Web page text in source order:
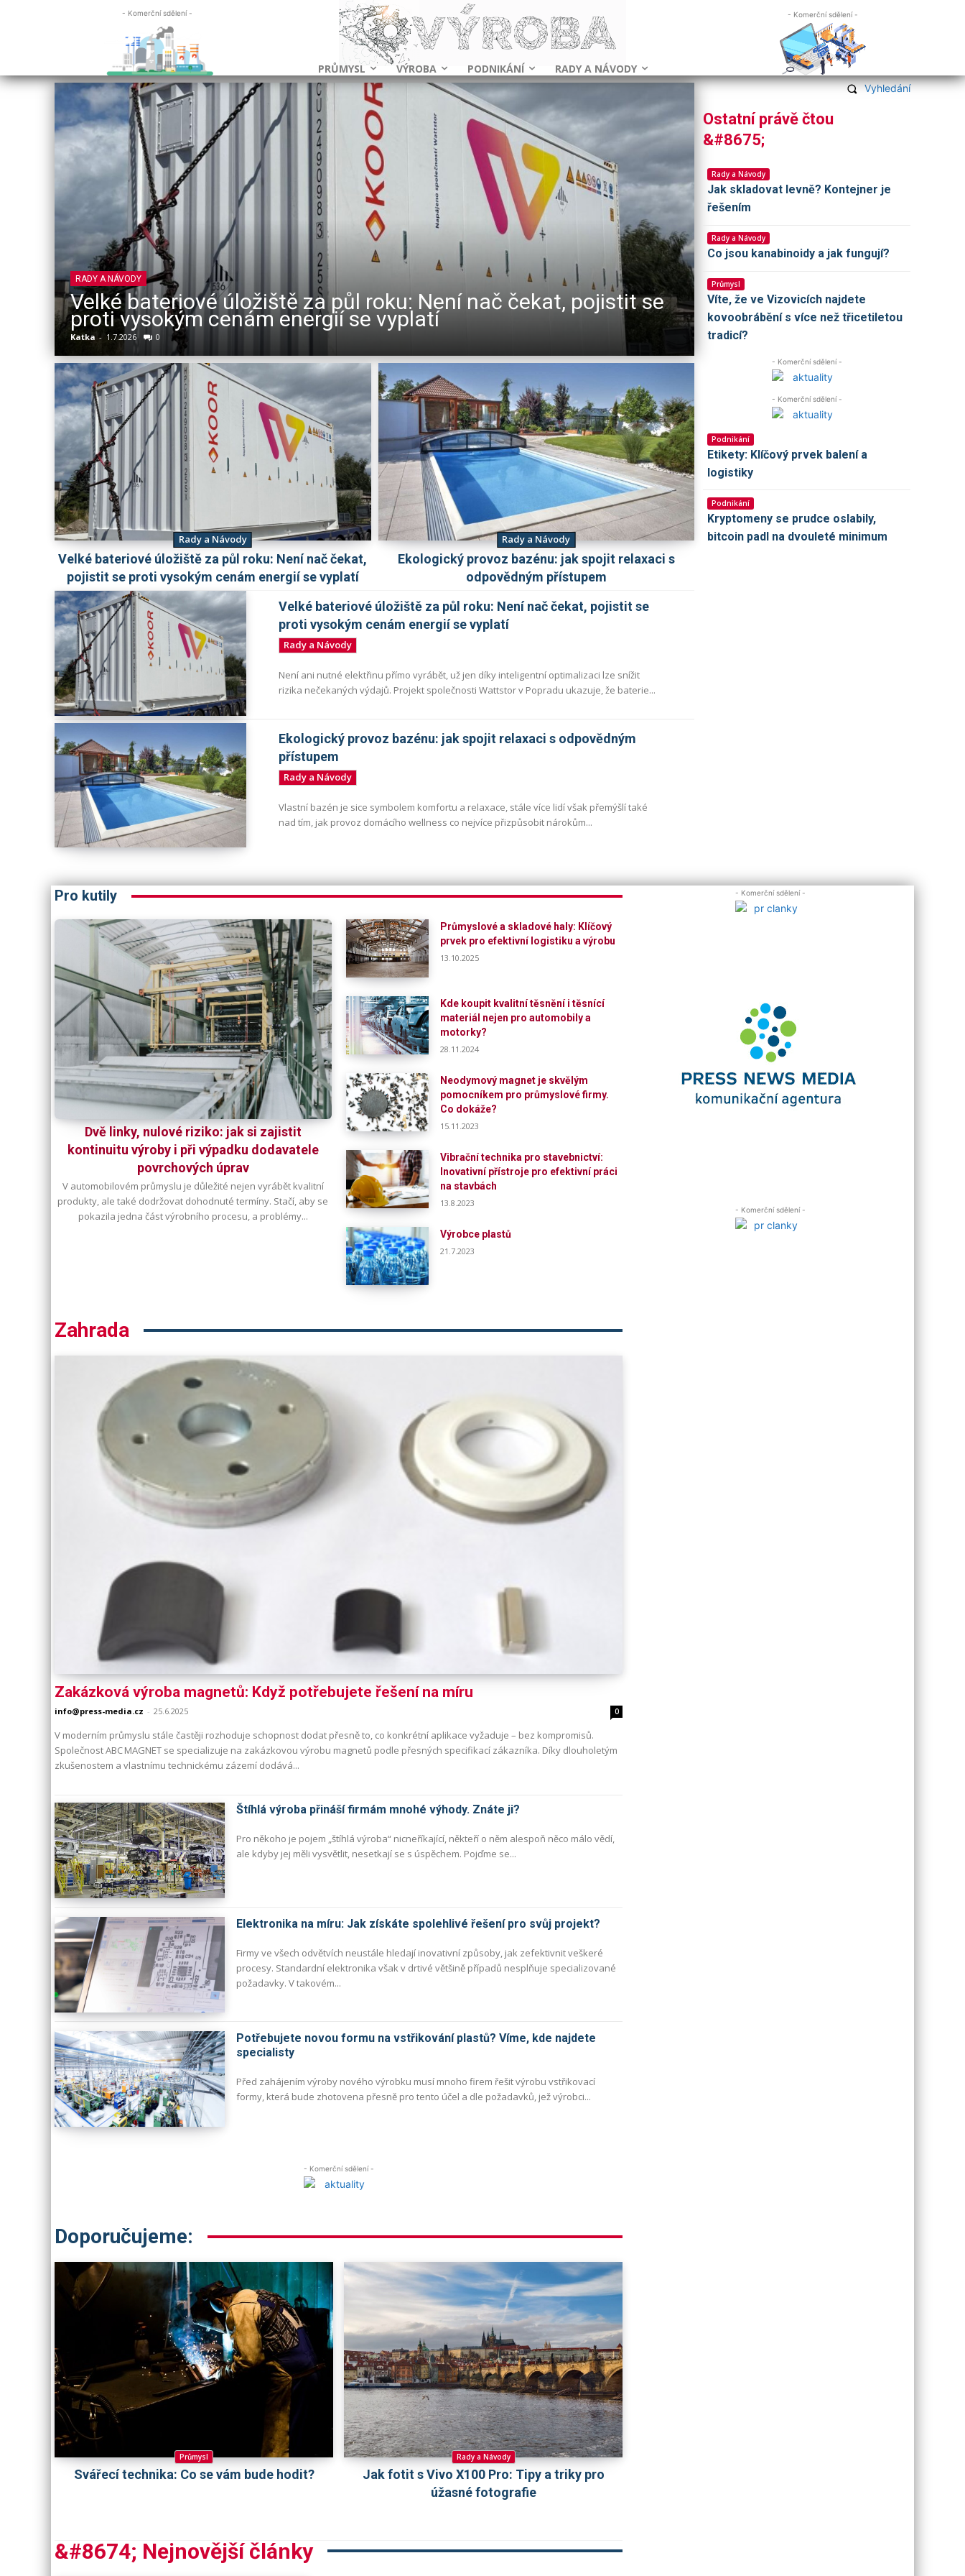
- Komerční sdělení -
PRŮMYSL VÝROBA PODNIKÁNÍ RADY A NÁVODY
- Komerční sdělení -
Vyhledání
RADY A NÁVODY
Velké bateriové úložiště za půl roku: Není nač čekat, pojistit se
proti vysokým cenám energií se vyplatí
Katka - 1.7.2026 0
RADY A NÁVODY
Ekologický provoz
přístupem
Katka - 18.5.2026
Rady a Návody
Velké bateriové úložiště za půl roku: Není nač čekat,
pojistit se proti vysokým cenám energií se vyplatí
Rady a Návody
Ekologický provoz bazénu: jak spojit relaxaci s
odpovědným přístupem
Velké bateriové úložiště za půl roku: Není nač čekat, pojistit se
proti vysokým cenám energií se vyplatí
Rady a Návody
Není ani nutné elektřinu přímo vyrábět, už jen díky inteligentní optimalizaci lze snížit
rizika nečekaných výdajů. Projekt společnosti Wattstor v Popradu ukazuje, že baterie...
Ekologický provoz bazénu: jak spojit relaxaci s odpovědným
přístupem
Rady a Návody
Vlastní bazén je sice symbolem komfortu a relaxace, stále více lidí však přemýšlí také
nad tím, jak provoz domácího wellness co nejvíce přizpůsobit nárokům...
Ostatní právě čtou
&#8675;
Rady a Návody
Jak skladovat levně? Kontejner je
řešením
Rady a Návody
Co jsou kanabinoidy a jak fungují?
Průmysl
Víte, že ve Vizovicích najdete
kovoobrábění s více než třicetiletou
tradicí?
- Komerční sdělení -
- Komerční sdělení -
Podnikání
Etikety: Klíčový prvek balení a
logistiky
Podnikání
Kryptomeny se prudce oslabily,
bitcoin padl na dvouleté minimum
Pro kutily
Dvě linky, nulové riziko: jak si zajistit
kontinuitu výroby i při výpadku dodavatele
povrchových úprav
V automobilovém průmyslu je důležité nejen vyrábět kvalitní
produkty, ale také dodržovat dohodnuté termíny. Stačí, aby se
pokazila jedna část výrobního procesu, a problémy...
Průmyslové a skladové haly: Klíčový
prvek pro efektivní logistiku a výrobu
13.10.2025
Kde koupit kvalitní těsnění i těsnící
materiál nejen pro automobily a
motorky?
28.11.2024
Neodymový magnet je skvělým
pomocníkem pro průmyslové firmy.
Co dokáže?
15.11.2023
Vibrační technika pro stavebnictví:
Inovativní přístroje pro efektivní práci
na stavbách
13.8.2023
Výrobce plastů
21.7.2023
Zahrada
Zakázková výroba magnetů: Když potřebujete řešení na míru
info@press-media.cz - 25.6.2025 0
V moderním průmyslu stále častěji rozhoduje schopnost dodat přesně to, co konkrétní aplikace vyžaduje – bez kompromisů.
Společnost ABC MAGNET se specializuje na zakázkovou výrobu magnetů podle přesných specifikací zákazníka. Díky dlouholetým
zkušenostem a vlastnímu technickému zázemí dodává...
Štíhlá výroba přináší firmám mnohé výhody. Znáte ji?
Pro někoho je pojem „štíhlá výroba“ nicneříkající, někteří o něm alespoň něco málo vědí,
ale kdyby jej měli vysvětlit, nesetkají se s úspěchem. Pojďme se...
Elektronika na míru: Jak získáte spolehlivé řešení pro svůj projekt?
Firmy ve všech odvětvích neustále hledají inovativní způsoby, jak zefektivnit veškeré
procesy. Standardní elektronika však v drtivé většině případů nesplňuje specializované
požadavky. V takovém...
Potřebujete novou formu na vstřikování plastů? Víme, kde najdete
specialisty
Před zahájením výroby nového výrobku musí mnoho firem řešit výrobu vstřikovací
formy, která bude zhotovena přesně pro tento účel a dle požadavků, jež výrobci...
- Komerční sdělení -
Doporučujeme:
Průmysl
Svářecí technika: Co se vám bude hodit?
Rady a Návody
Jak fotit s Vivo X100 Pro: Tipy a triky pro
úžasné fotografie
&#8674; Nejnovější články
- Komerční sdělení -
- Komerční sdělení -